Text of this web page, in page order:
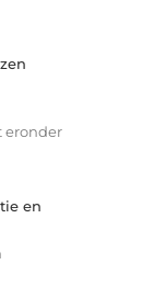
eronder
en